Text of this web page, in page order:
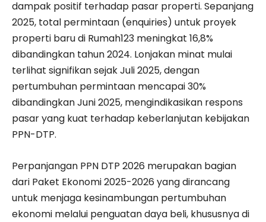
dampak positif terhadap pasar properti. Sepanjang
2025, total permintaan (enquiries) untuk proyek
properti baru di Rumah123 meningkat 16,8%
dibandingkan tahun 2024. Lonjakan minat mulai
terlihat signifikan sejak Juli 2025, dengan
pertumbuhan permintaan mencapai 30%
dibandingkan Juni 2025, mengindikasikan respons
pasar yang kuat terhadap keberlanjutan kebijakan
PPN-DTP.
Perpanjangan PPN DTP 2026 merupakan bagian
dari Paket Ekonomi 2025-2026 yang dirancang
untuk menjaga kesinambungan pertumbuhan
ekonomi melalui penguatan daya beli, khususnya di